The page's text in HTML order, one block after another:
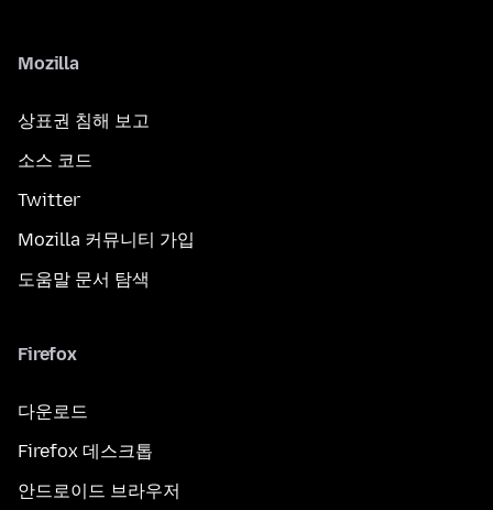
Mozilla
상표권 침해 보고
소스 코드
Twitter
Mozilla 커뮤니티 가입
도움말 문서 탐색
Firefox
다운로드
Firefox 데스크톱
안드로이드 브라우저